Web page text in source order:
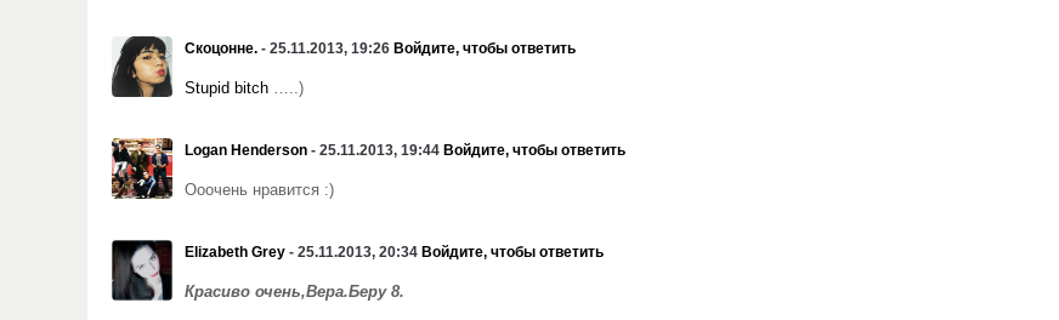
Скоцонне. - 25.11.2013, 19:26 Войдите, чтобы ответить
Stupid bitch …..)
Logan Henderson - 25.11.2013, 19:44 Войдите, чтобы ответить
Ооочень нравится :)
Elizabeth Grey - 25.11.2013, 20:34 Войдите, чтобы ответить
Красиво очень,Вера.Беру 8.